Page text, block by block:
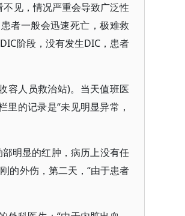
见，情况严重会导致广泛性
者一般会迅速死亡，极难救
阶段，没有发生DIC，患者
容人员救治站)。当天值班医
里的记录是“未见明显异常，
明显的红肿，病历上没有任
的外伤，第二天，“由于患者